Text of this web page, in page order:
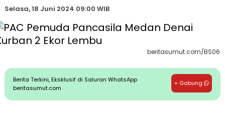
Selasa, 18 Juni 2024 09:00 WIB
beritasumut.com/BS06
Berita Terkini, Eksklusif di Saluran WhatsApp
beritasumut.com
+ Gabung